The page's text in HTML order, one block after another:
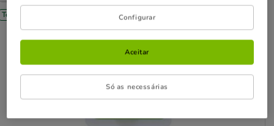
Tendência Configurar
Só as necessárias
Aceitar